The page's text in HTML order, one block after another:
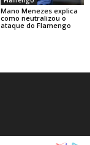
Mano Menezes explica
como neutralizou o
ataque do Flamengo